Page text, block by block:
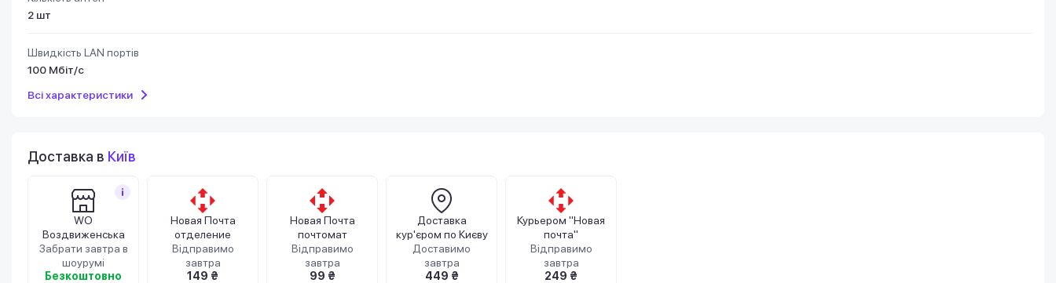
2 шт
Швидкість LAN портів
100 Мбіт/с
Всі характеристики
Доставка в Київ
WO
Воздвиженська
Забрати завтра в
шоурумі
Безкоштовно
Новая Почта
отделение
Відправимо
завтра
149 ₴
Новая Почта
почтомат
Відправимо
завтра
99 ₴
Доставка
кур'єром по Києву
Доставимо
завтра
449 ₴
Курьером "Новая
почта"
Відправимо
завтра
249 ₴